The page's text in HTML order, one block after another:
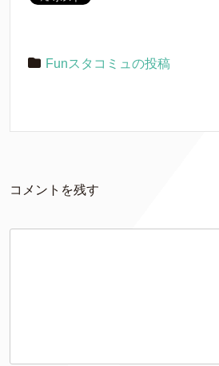
Funスタコミュの投稿
コメントを残す